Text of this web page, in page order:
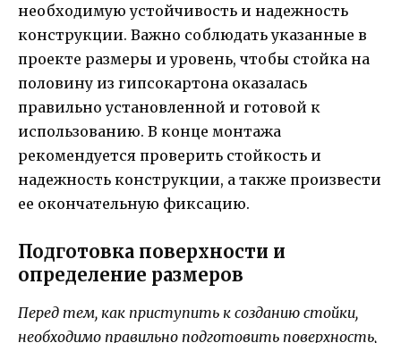
необходимую устойчивость и надежность
конструкции. Важно соблюдать указанные в
проекте размеры и уровень, чтобы стойка на
половину из гипсокартона оказалась
правильно установленной и готовой к
использованию. В конце монтажа
рекомендуется проверить стойкость и
надежность конструкции, а также произвести
ее окончательную фиксацию.
Подготовка поверхности и
определение размеров
Перед тем, как приступить к созданию стойки,
необходимо правильно подготовить поверхность,